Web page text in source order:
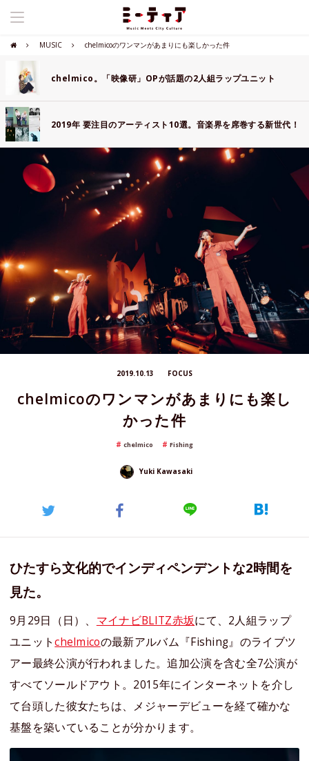
MUSIC chelmicoのワンマンがあまりにも楽しかった件
chelmico。「映像研」OPが話題の2人組ラップユニット
2019年 要注目のアーティスト10選。音楽界を席巻する新世代！
2019.10.13 FOCUS
chelmicoのワンマンがあまりにも楽し
かった件
chelmico Fishing
Yuki Kawasaki
ひたすら文化的でインディペンデントな2時間を
見た。
9月29日（日）、 マイナビBLITZ赤坂にて、2人組ラップ
ユニットchelmicoの最新アルバム『Fishing』のライブツ
アー最終公演が行われました。追加公演を含む全7公演が
すべてソールドアウト。2015年にインターネットを介し
て台頭した彼女たちは、メジャーデビューを経て確かな
基盤を築いていることが分かります。